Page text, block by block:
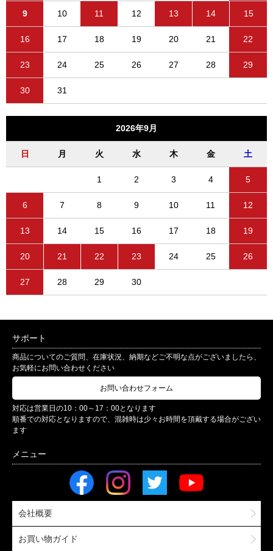
9 10 11 12 13 14 15
16 17 18 19 20 21 22
23 24 25 26 27 28 29
30 31
2026年9月
日 月 火 水 木 金 土
1 2 3 4 5
6 7 8 9 10 11 12
13 14 15 16 17 18 19
20 21 22 23 24 25 26
27 28 29 30
サポート
商品についてのご質問、在庫状況、納期などご不明な点がございましたら、
お気軽にお問い合わせください
お問い合わせフォーム
対応は営業日の10：00～17：00となります
順番での対応となりますので、混雑時は少々お時間を頂戴する場合がござい
ます
会社概要
お買い物ガイド